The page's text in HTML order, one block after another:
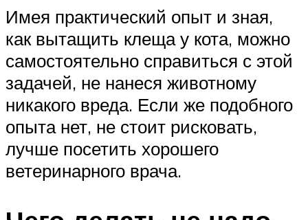
Имея практический опыт и зная,
как вытащить клеща у кота, можно
самостоятельно справиться с этой
задачей, не нанеся животному
никакого вреда. Если же подобного
опыта нет, не стоит рисковать,
лучше посетить хорошего
ветеринарного врача.